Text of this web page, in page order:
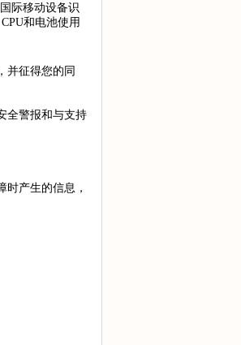
际移动设备识
和电池使用
并征得您的同
全警报和与支持
产生的信息，